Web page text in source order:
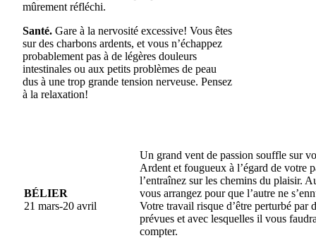
mûrement réfléchi.
Santé. Gare à la nervosité excessive! Vous êtes
sur des charbons ardents, et vous n’échappez
probablement pas à de légères douleurs
intestinales ou aux petits problèmes de peau
dus à une trop grande tension nerveuse. Pensez
à la relaxation!
BÉLIER
21 mars-20 avril
Un grand vent de passion souffle sur
Ardent et fougueux à l’égard de votre
l’entraînez sur les chemins du plaisir.
vous arrangez pour que l’autre ne
Votre travail risque d’être perturbé par
prévues et avec lesquelles il vous
compter.